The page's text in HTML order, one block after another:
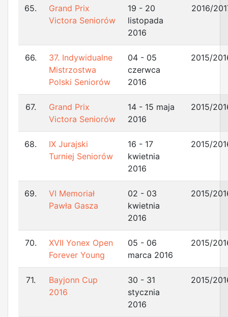
65.
Grand Prix
Victora Seniorów
19 - 20
listopada
2016
2016/
66.
37. Indywidualne
Mistrzostwa
Polski Seniorów
04 - 05
czerwca
2016
2015/
67.
Grand Prix
Victora Seniorów
14 - 15 maja
2016
2015/
68.
IX Jurajski
Turniej Seniorów
16 - 17
kwietnia
2016
2015/
69.
VI Memoriał
Pawła Gasza
02 - 03
kwietnia
2016
2015/
70.
XVII Yonex Open
Forever Young
05 - 06
marca 2016
2015/
71.
Bayjonn Cup
2016
30 - 31
stycznia
2016
2015/